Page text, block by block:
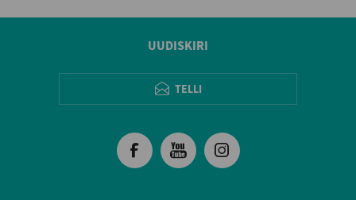
UUDISKIRI
TELLI